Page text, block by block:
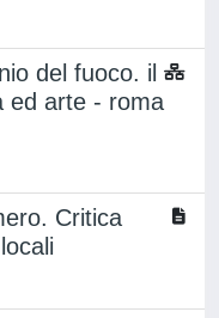
del fuoco. il
ed arte - roma
Critica